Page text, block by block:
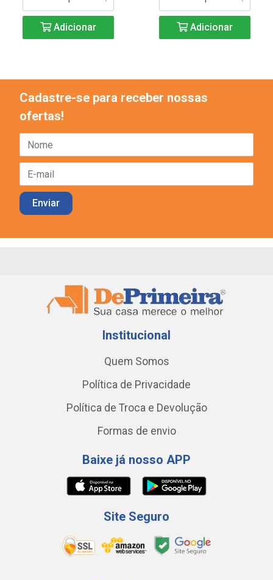
Adicionar Adicionar
Cadastre-se para receber nossas
ofertas!
Institucional
Quem Somos
Política de Privacidade
Política de Troca e Devolução
Formas de envio
Baixe já nosso APP
Site Seguro